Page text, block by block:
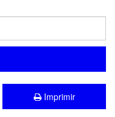
Imprimir